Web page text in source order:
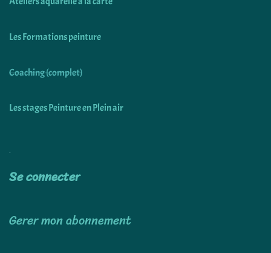
Les Formations peinture
Coaching (complet)
Les stages Peinture en Plein air
Se connecter
Gerer mon abonnement